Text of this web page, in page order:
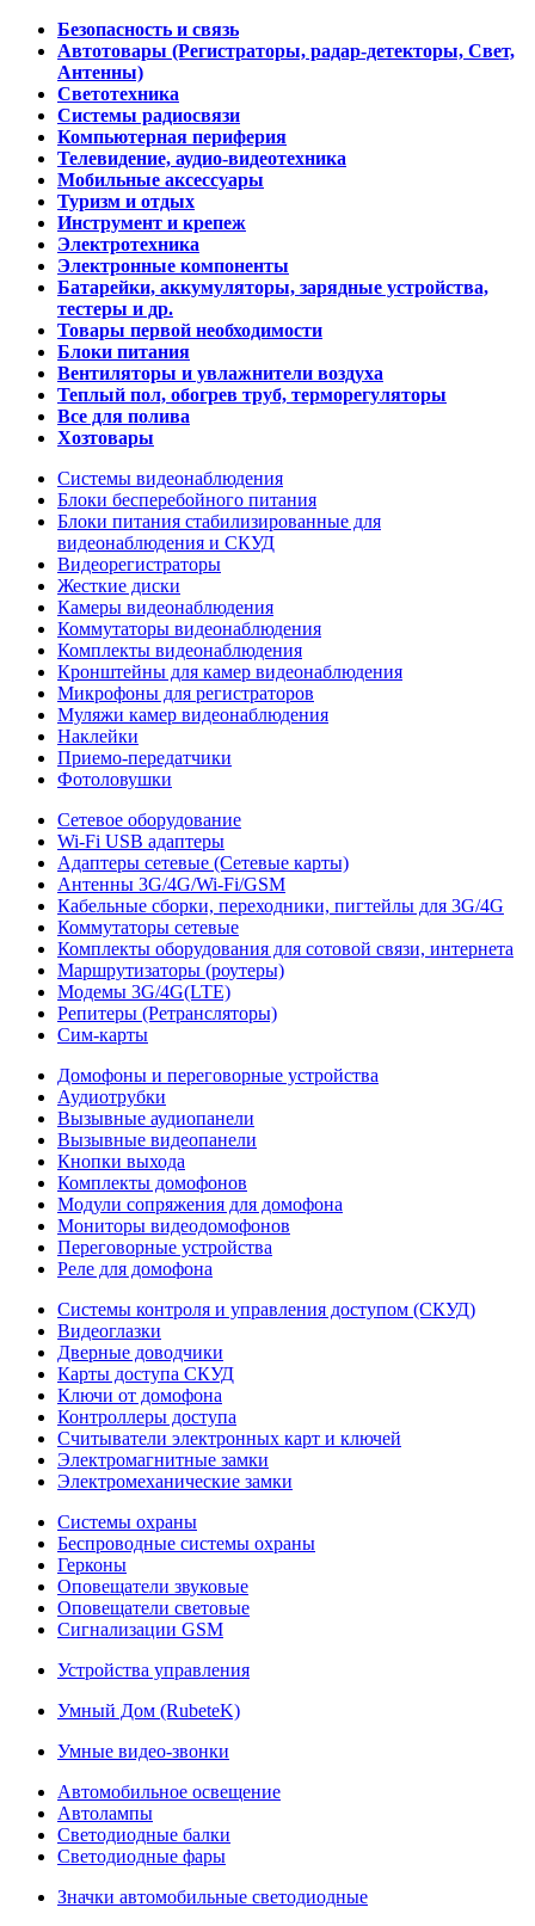
Безопасность и связь
Автотовары (Регистраторы, радар-детекторы, Свет,
Антенны)
Светотехника
Системы радиосвязи
Компьютерная периферия
Телевидение, аудио-видеотехника
Мобильные аксессуары
Туризм и отдых
Инструмент и крепеж
Электротехника
Электронные компоненты
Батарейки, аккумуляторы, зарядные устройства,
тестеры и др.
Товары первой необходимости
Блоки питания
Вентиляторы и увлажнители воздуха
Теплый пол, обогрев труб, терморегуляторы
Все для полива
Хозтовары
Системы видеонаблюдения
Блоки бесперебойного питания
Блоки питания стабилизированные для
видеонаблюдения и СКУД
Видеорегистраторы
Жесткие диски
Камеры видеонаблюдения
Коммутаторы видеонаблюдения
Комплекты видеонаблюдения
Кронштейны для камер видеонаблюдения
Микрофоны для регистраторов
Муляжи камер видеонаблюдения
Наклейки
Приемо-передатчики
Фотоловушки
Сетевое оборудование
Wi-Fi USB адаптеры
Адаптеры сетевые (Сетевые карты)
Антенны 3G/4G/Wi-Fi/GSM
Кабельные сборки, переходники, пигтейлы для 3G/4G
Коммутаторы сетевые
Комплекты оборудования для сотовой связи, интернета
Маршрутизаторы (роутеры)
Модемы 3G/4G(LTE)
Репитеры (Ретрансляторы)
Сим-карты
Домофоны и переговорные устройства
Аудиотрубки
Вызывные аудиопанели
Вызывные видеопанели
Кнопки выхода
Комплекты домофонов
Модули сопряжения для домофона
Мониторы видеодомофонов
Переговорные устройства
Реле для домофона
Системы контроля и управления доступом (СКУД)
Видеоглазки
Дверные доводчики
Карты доступа СКУД
Ключи от домофона
Контроллеры доступа
Считыватели электронных карт и ключей
Электромагнитные замки
Электромеханические замки
Системы охраны
Беспроводные системы охраны
Герконы
Оповещатели звуковые
Оповещатели световые
Сигнализации GSM
Устройства управления
Умный Дом (RubeteK)
Умные видео-звонки
Автомобильное освещение
Автолампы
Светодиодные балки
Светодиодные фары
Значки автомобильные светодиодные